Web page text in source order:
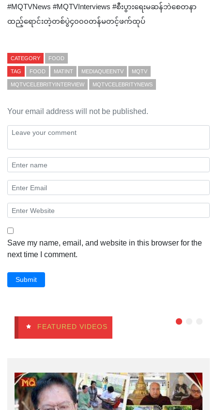
‎#MQTVNews #MQTVInterviews #စီးပွားရေးမဆန်ဘဲစေတနာ
ထည့်ရောင်းတဲ့တစ်ပွဲ၄၀၀၀တန်မတင့်ဖက်ထုပ်
CATEGORY FOOD
TAG FOOD MATINT MEDIAQUEENTV MQTV
MQTVCELEBRITYINTERVIEW MQTVCELEBRITYNEWS
Your email address will not be published.
Save my name, email, and website in this browser for the
next time I comment.
Submit
FEATURED VIDEOS